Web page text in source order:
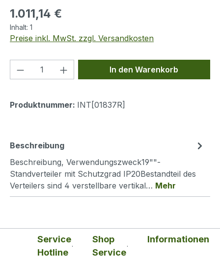
Regulärer Preis:
1.011,14 €
Inhalt: 1
Preise inkl. MwSt. zzgl. Versandkosten
Produkt Anzahl: Gib denIn den Warenkorb
Produktnummer: INT[01837R]
Beschreibung
Beschreibung, Verwendungszweck19""-
Standverteiler mit Schutzgrad IP20Bestandteil des
Verteilers sind 4 verstellbare vertikal… Mehr
Service
Hotline
Shop
Service
Informationen